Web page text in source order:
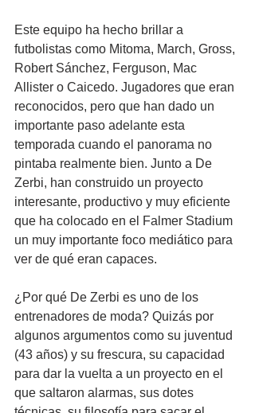
Este equipo ha hecho brillar a
futbolistas como Mitoma, March, Gross,
Robert Sánchez, Ferguson, Mac
Allister o Caicedo. Jugadores que eran
reconocidos, pero que han dado un
importante paso adelante esta
temporada cuando el panorama no
pintaba realmente bien. Junto a De
Zerbi, han construido un proyecto
interesante, productivo y muy eficiente
que ha colocado en el Falmer Stadium
un muy importante foco mediático para
ver de qué eran capaces.
¿Por qué De Zerbi es uno de los
entrenadores de moda? Quizás por
algunos argumentos como su juventud
(43 años) y su frescura, su capacidad
para dar la vuelta a un proyecto en el
que saltaron alarmas, sus dotes